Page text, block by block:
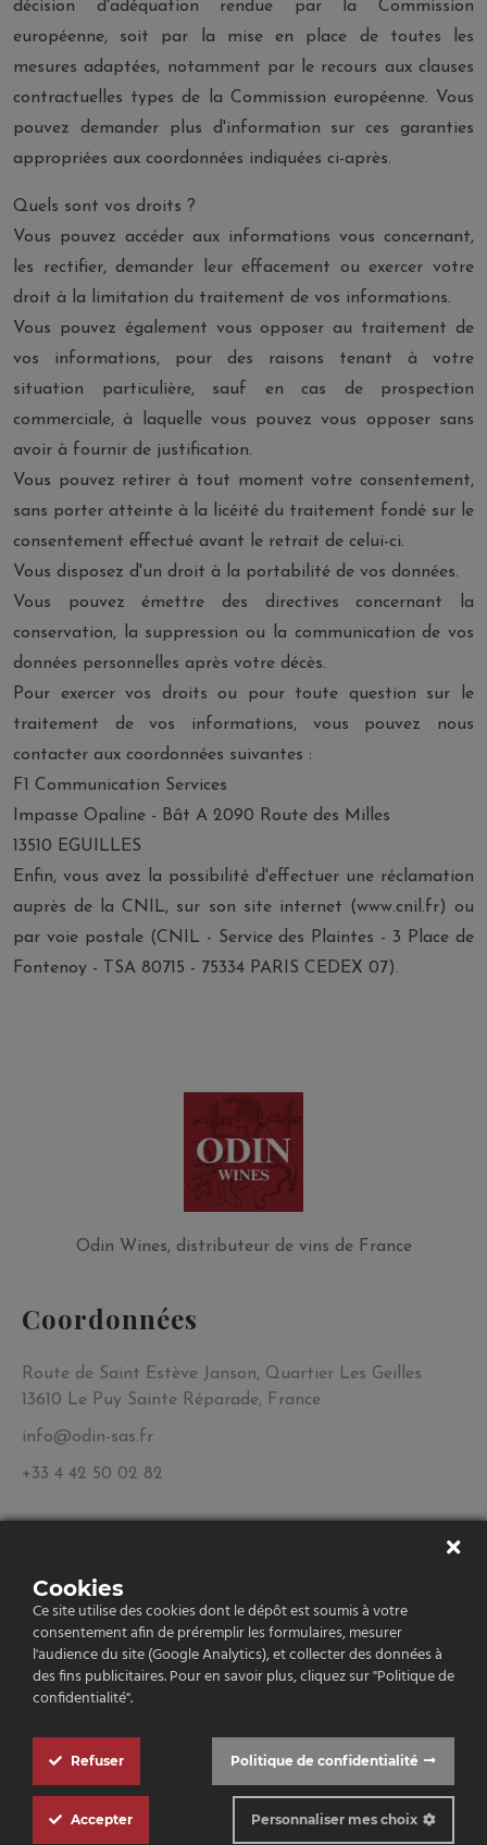
décision d'adéquation rendue par la Commission
européenne, soit par la mise en place de toutes les
mesures adaptées, notamment par le recours aux clauses
contractuelles types de la Commission européenne. Vous
pouvez demander plus d'information sur ces garanties
appropriées aux coordonnées indiquées ci-après.
Quels sont vos droits ?
Vous pouvez accéder aux informations vous concernant,
les rectifier, demander leur effacement ou exercer votre
droit à la limitation du traitement de vos informations.
Vous pouvez également vous opposer au traitement de
vos informations, pour des raisons tenant à votre
situation particulière, sauf en cas de prospection
commerciale, à laquelle vous pouvez vous opposer sans
avoir à fournir de justification.
Vous pouvez retirer à tout moment votre consentement,
sans porter atteinte à la licéité du traitement fondé sur le
consentement effectué avant le retrait de celui-ci.
Vous disposez d'un droit à la portabilité de vos données.
Vous pouvez émettre des directives concernant la
conservation, la suppression ou la communication de vos
données personnelles après votre décès.
Pour exercer vos droits ou pour toute question sur le
traitement de vos informations, vous pouvez nous
contacter aux coordonnées suivantes :
F1 Communication Services
Impasse Opaline - Bât A 2090 Route des Milles
13510 EGUILLES
Enfin, vous avez la possibilité d'effectuer une réclamation
auprès de la CNIL, sur son site internet (www.cnil.fr) ou
par voie postale (CNIL - Service des Plaintes - 3 Place de
Fontenoy - TSA 80715 - 75334 PARIS CEDEX 07).
Odin Wines, distributeur de vins de France
Coordonnées
Route de Saint Estève Janson, Quartier Les Geilles
13610 Le Puy Sainte Réparade, France
info@odin-sas.fr
+33 4 42 50 02 82
Qui sommes-nous ?
Nos vins
Contact
Copyright 2026
Politique de confidentialité
Cookie
Box
Cookies
Ce site utilise des cookies dont le dépôt est soumis à votre
consentement afin de préremplir les formulaires, mesurer
l'audience du site (Google Analytics), et collecter des données à
des fins publicitaires. Pour en savoir plus, cliquez sur "Politique de
confidentialité".
Politique de confidentialité
Refuser
Accepter Personnaliser mes choix